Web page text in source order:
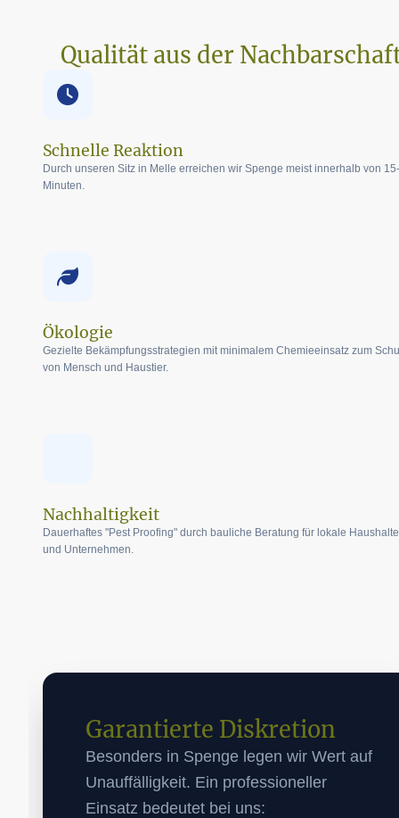
Qualität aus der
Schnelle Reaktion
Durch unseren Sitz in Melle erreichen wir Spenge meist innerhalb von
Minuten.
Ökologie
Gezielte Bekämpfungsstrategien mit minimalem Chemieeinsatz zum
von Mensch und Haustier.
Nachhaltigkeit
Dauerhaftes "Pest Proofing" durch bauliche Beratung für lokale Haushalte
und Unternehmen.
Garantierte Diskretion
Besonders in Spenge legen wir Wert auf
Unauffälligkeit. Ein professioneller
Einsatz bedeutet bei uns: